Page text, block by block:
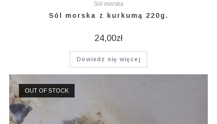
Sól morska
Sól morska z kurkumą 220g.
24,00zł
Dowiedz się więcej
OUT OF STOCK